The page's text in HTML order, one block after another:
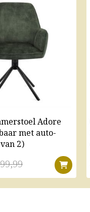
Adore
met auto-
2)